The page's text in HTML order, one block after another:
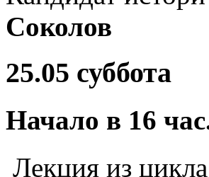
Соколов
25.05 суббота
Начало в 16
Лекция из